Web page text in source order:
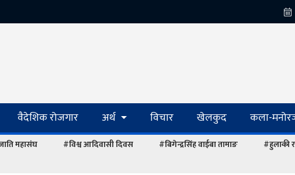
वैदेशिक रोजगार अर्थ विचार खेलकुद कला-
महासंघ #विश्व आदिवासी दिवस #बिगेन्द्रसिंह वाईबा तामाङ
#हुलाकी